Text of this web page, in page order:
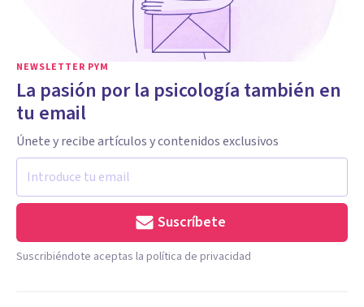
NEWSLETTER PYM
La pasión por la psicología también en
tu email
Únete y recibe artículos y contenidos exclusivos
Suscríbete
Suscribiéndote aceptas la política de privacidad